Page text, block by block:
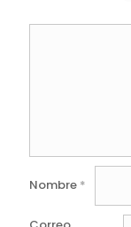
Nombre *